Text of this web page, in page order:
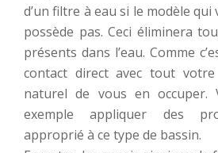
d’un filtre à eau si le modèle qui
possède pas. Ceci éliminera
présents dans l’eau. Comme
contact direct avec tout
naturel de vous en occuper.
exemple appliquer des
approprié à ce type de bassin.